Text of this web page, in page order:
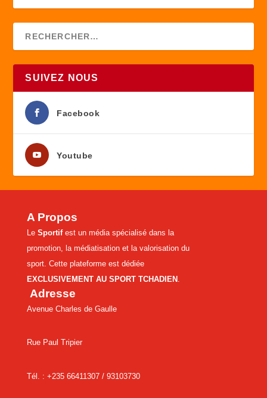
SUIVEZ NOUS
Facebook
Youtube
A Propos
Le Sportifest un média spécialisé dans la
promotion, la médiatisation et la valorisation du
sport. Cette plateforme est dédiée
EXCLUSIVEMENT AU SPORT TCHADIEN
Adresse
Avenue Charles de Gaulle
Rue Paul Tripier
Tél. : +235 66411307 / 93103730